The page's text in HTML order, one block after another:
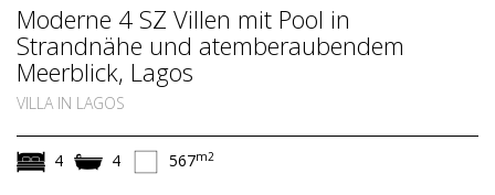
Moderne 4 SZ Villen mit Pool in
Strandnähe und atemberaubendem
Meerblick, Lagos
VILLA IN LAGOS
4 4 567m2